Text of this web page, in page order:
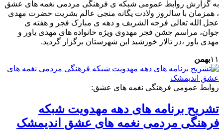
به گزارش روابط عمومی شبکه ی فرهنگی مردمی نغمه های عشق
، همزمان با سالروز ولادت یگانه منجی عالم بشریت حضرت مهدی
عجل الله تعالی فرجه الشریف و دهه ی مبارک فجر و هفته ی
جوان، مراسم جشن فجر مهدوی ویژه خانواده های مهدی یاور و
مهدی باور ،در تالار خورشید این شهرستان برگزار گردید.
۱۱بهمن
روابط عمومی فرهنگی نغمه های عشق:
تشریح برنامه های دهه مهدویت شبکه
فرهنگی مردمی نغمه های عشق اندیمشک